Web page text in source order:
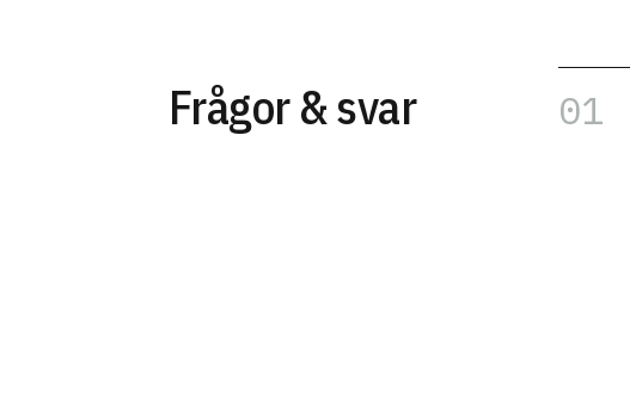
Frågor & svar